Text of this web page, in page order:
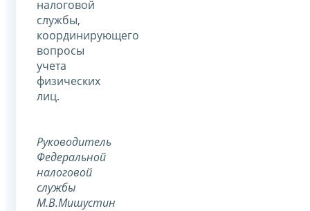
налоговой
службы,
координирующего
вопросы
учета
физических
лиц.
Руководитель
Федеральной
налоговой
службы
М.В.Мишустин